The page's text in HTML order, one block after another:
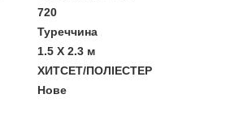
720
Туреччина
1.5 Х 2.3 м
ХИТСЕТ/ПОЛІЕСТЕР
Нове